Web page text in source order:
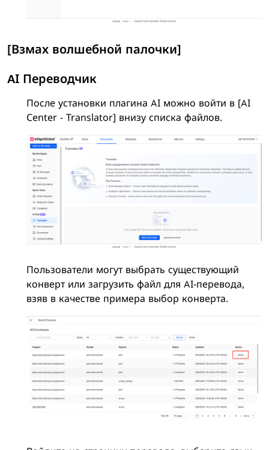
[Взмах волшебной палочки]
AI Переводчик
После установки плагина AI можно войти в [AI
Center - Translator] внизу списка файлов.
Пользователи могут выбрать существующий
конверт или загрузить файл для AI-перевода,
взяв в качестве примера выбор конверта.